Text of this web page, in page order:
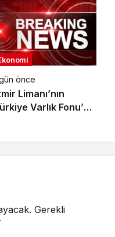
önce
Limanı’nın
Varlık Fonu’na
Gerekli